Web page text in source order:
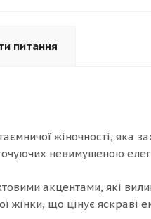
питання
жіночності, яка
невимушеною
акцентами, які
жінки, що цінує яскраві